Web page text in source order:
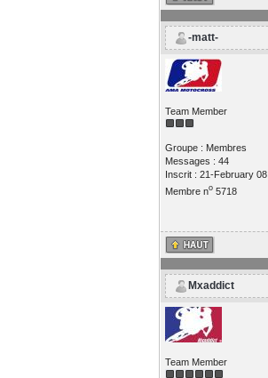
-matt-
Team Member
Groupe : Membres
Messages : 44
Inscrit : 21-February 08
Membre no5718
Mxaddict
Team Member